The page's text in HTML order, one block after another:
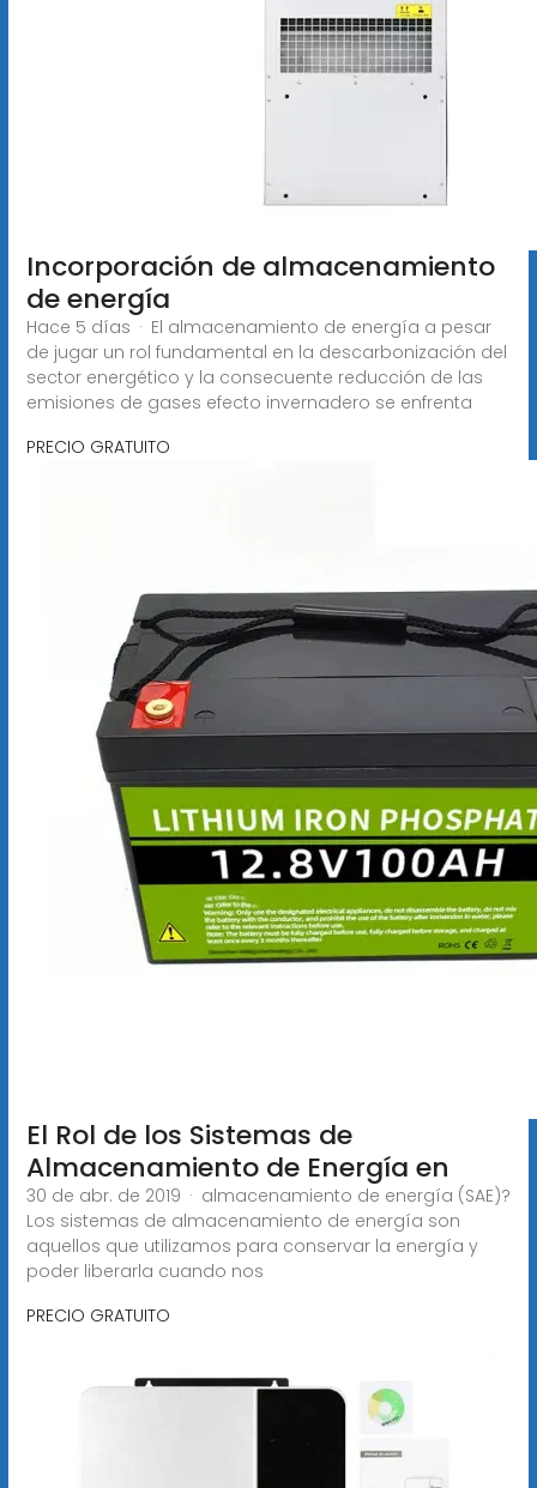
Incorporación de almacenamiento
de energía
Hace 5 días · El almacenamiento de energía a pesar
de jugar un rol fundamental en la descarbonización del
sector energético y la consecuente reducción de las
emisiones de gases efecto invernadero se enfrenta
PRECIO GRATUITO
El Rol de los Sistemas de
Almacenamiento de Energía en
30 de abr. de 2019 · almacenamiento de energía (SAE)?
Los sistemas de almacenamiento de energía son
aquellos que utilizamos para conservar la energía y
poder liberarla cuando nos
PRECIO GRATUITO